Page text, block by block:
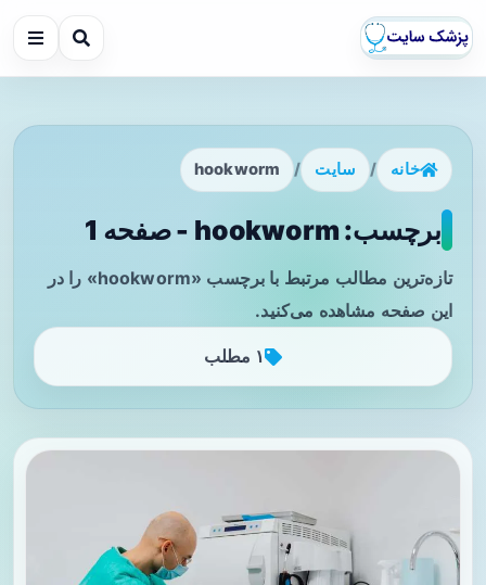
خانه / سایت /
hookworm
برچسب: hookworm - صفحه 1
تازه‌ترین مطالب مرتبط با برچسب «hookworm» را در
این صفحه مشاهده می‌کنید.
۱ مطلب